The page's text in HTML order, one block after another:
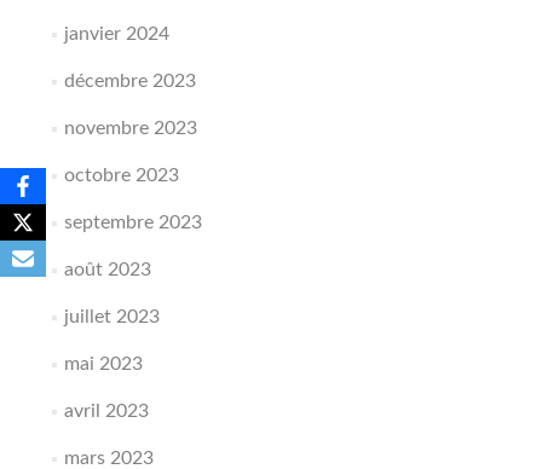
janvier 2024
décembre 2023
novembre 2023
octobre 2023
septembre 2023
août 2023
juillet 2023
mai 2023
avril 2023
mars 2023